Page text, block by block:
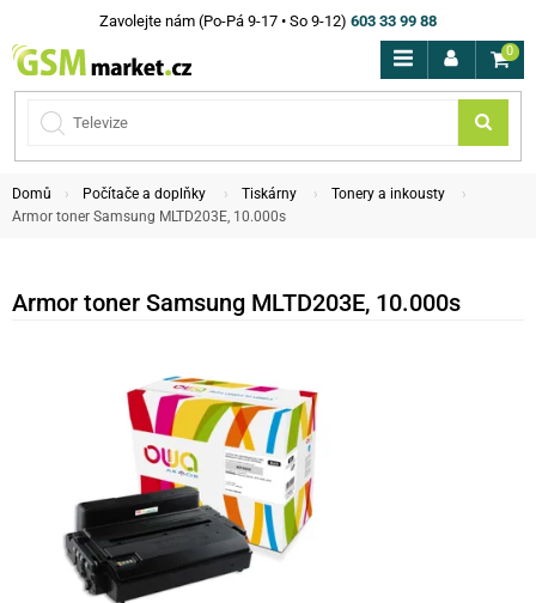
Zavolejte nám (Po-Pá 9-17 • So 9-12) 603 33 99 88
0
Domů Počítače a doplňky Tiskárny
Tonery a inkousty
Armor toner Samsung MLTD203E, 10.000s
Armor toner Samsung MLTD203E, 10.000s